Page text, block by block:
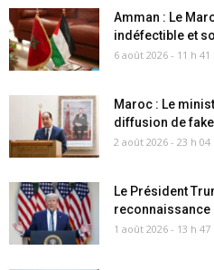
Amman : Le
indéfectible et
6 août 2026 - 11 h
Maroc : Le
diffusion de
2 août 2026 - 23 h 04
Le Président
reconnaissance
1 août 2026 - 13 h